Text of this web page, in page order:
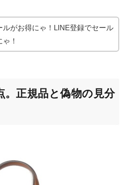
ルがお得にゃ！LINE登録でセール
！
。正規品と偽物の見分